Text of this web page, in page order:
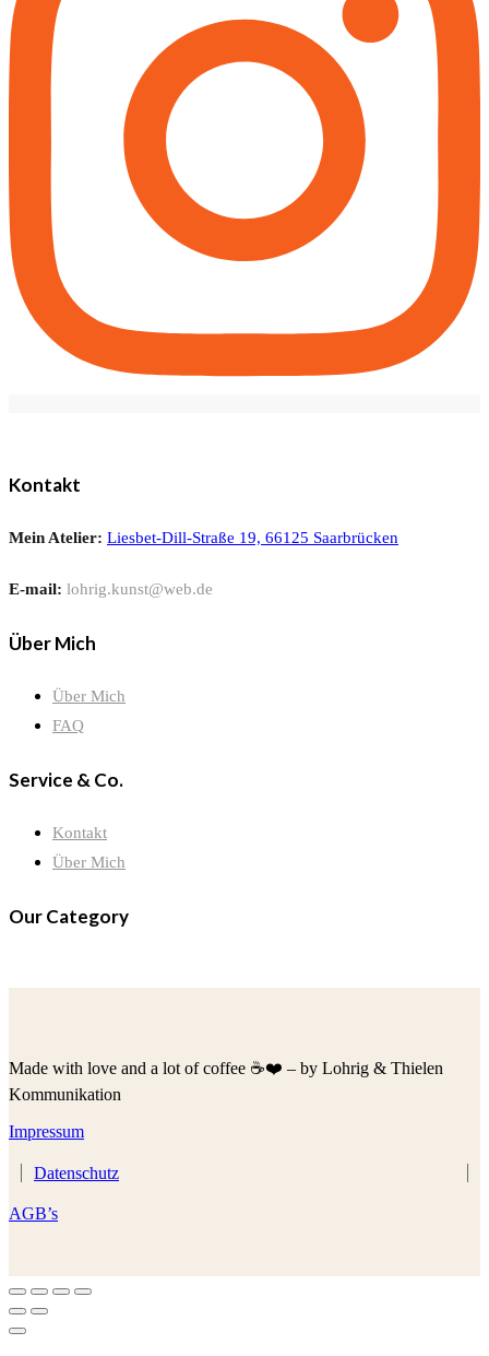
Kontakt
Mein Atelier: Liesbet-Dill-Straße 19, 66125 Saarbrücken
E-mail: lohrig.kunst@web.de
Über Mich
Über Mich
FAQ
Service & Co.
Kontakt
Über Mich
Our Category
Made with love and a lot of coffee ☕️❤️ – by Lohrig & Thielen
Kommunikation
Impressum
Datenschutz
AGB’s